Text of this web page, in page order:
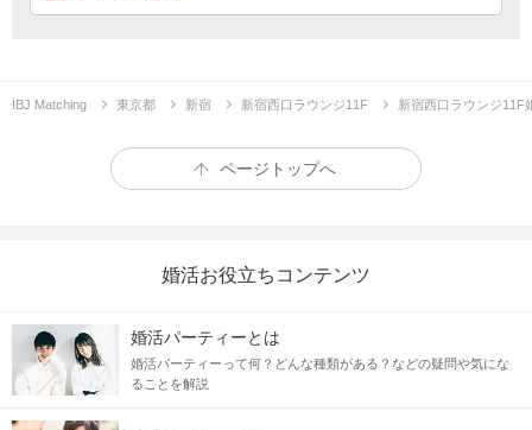
IBJ Matching 東京都 新宿 新宿西口ラウンジ11F 新宿西口ラウンジ11F
ページトップへ
婚活お役立ちコンテンツ
婚活パーティーとは
婚活パーティーって何？どんな種類がある？などの疑問や気にな
ることを解説